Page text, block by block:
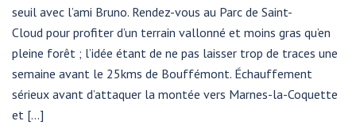
seuil avec l’ami Bruno. Rendez-vous au Parc de Saint-
Cloud pour profiter d’un terrain vallonné et moins gras qu’en
pleine forêt ; l’idée étant de ne pas laisser trop de traces une
semaine avant le 25kms de Bouffémont. Échauffement
sérieux avant d’attaquer la montée vers Marnes-la-Coquette
et […]